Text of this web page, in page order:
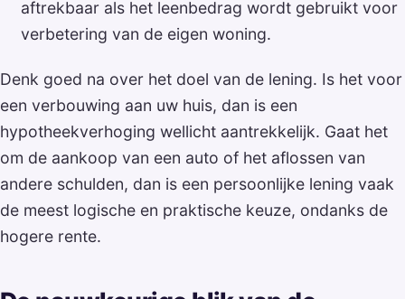
aftrekbaar als het leenbedrag wordt gebruikt voor
verbetering van de eigen woning.
Denk goed na over het doel van de lening. Is het voor
een verbouwing aan uw huis, dan is een
hypotheekverhoging wellicht aantrekkelijk. Gaat het
om de aankoop van een auto of het aflossen van
andere schulden, dan is een persoonlijke lening vaak
de meest logische en praktische keuze, ondanks de
hogere rente.